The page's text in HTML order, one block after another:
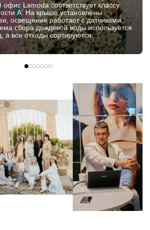
Lamoda соответствует классу
А. На крыше установлены
освещение работает с датчиками
сбора дождевой воды используется
а все отходы сортируются.